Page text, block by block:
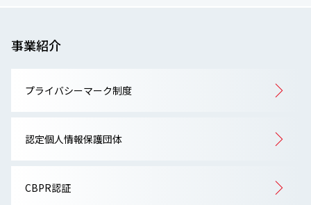
事業紹介
プライバシーマーク制度
認定個人情報保護団体
CBPR認証